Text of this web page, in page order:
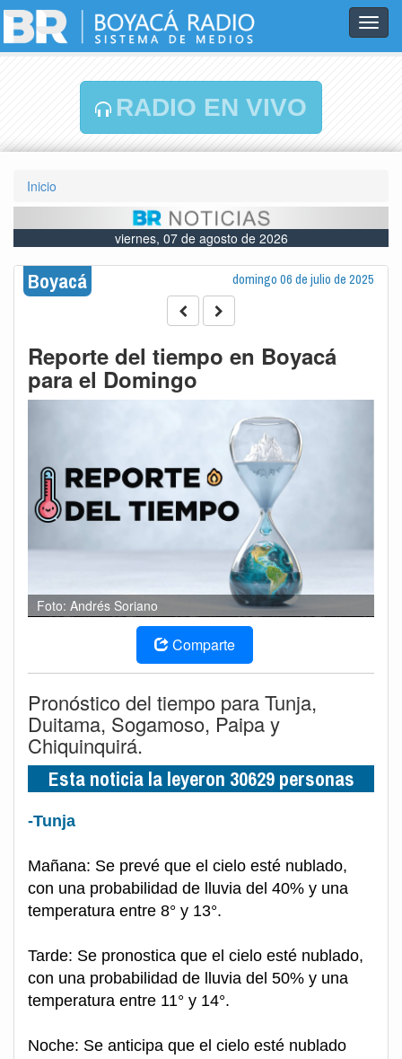
RADIO EN VIVO
Inicio
viernes, 07 de agosto de 2026
Boyacá domingo 06 de julio de 2025
Reporte del tiempo en Boyacá
para el Domingo
Foto: Andrés Soriano
Comparte
Pronóstico del tiempo para Tunja,
Duitama, Sogamoso, Paipa y
Chiquinquirá.
Esta noticia la leyeron 30629 personas
-Tunja
Mañana: Se prevé que el cielo esté nublado,
con una probabilidad de lluvia del 40% y una
temperatura entre 8° y 13°.
Tarde: Se pronostica que el cielo esté nublado,
con una probabilidad de lluvia del 50% y una
temperatura entre 11° y 14°.
Noche: Se anticipa que el cielo esté nublado